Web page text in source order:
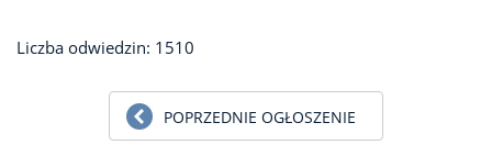
Liczba odwiedzin: 1510
POPRZEDNIE OGŁOSZENIE